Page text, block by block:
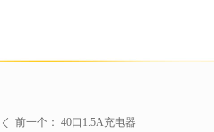
ꄴ 前一个： 40口1.5A充电器